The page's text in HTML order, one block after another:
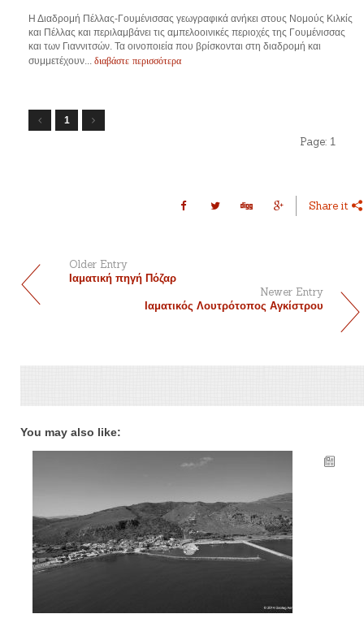
Η Διαδρομή Πέλλας-Γουμένισσας γεωγραφικά ανήκει στους Νομούς Κιλκίς
και Πέλλας και περιλαμβάνει τις αμπελοοινικές περιοχές της Γουμένισσας
και των Γιαννιτσών. Τα οινοποιεία που βρίσκονται στη διαδρομή και
συμμετέχουν... διαβάστε περισσότερα
1
Page: 1
Share it
Older Entry
Ιαματική πηγή Πόζαρ
Newer Entry
Ιαματικός Λουτρότοπος Αγκίστρου
You may also like: